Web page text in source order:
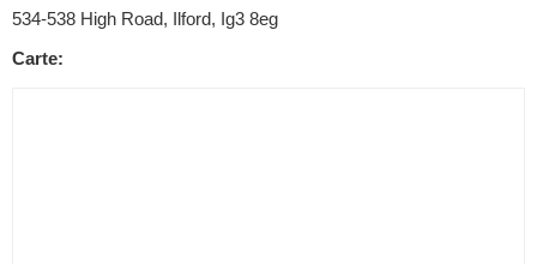
534-538 High Road, Ilford, Ig3 8eg
Carte: